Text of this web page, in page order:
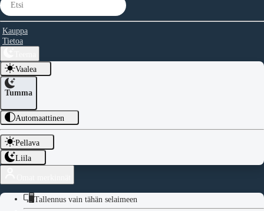
Kauppa
Tietoa
Vaalea
Tumma
Automaattinen
Pellava
Liila
Tallennus vain tähän selaimeen